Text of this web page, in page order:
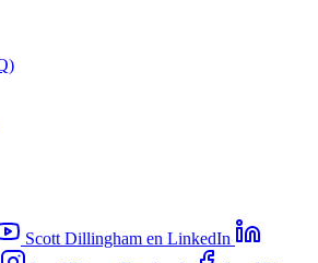
Scott Dillingham en LinkedIn